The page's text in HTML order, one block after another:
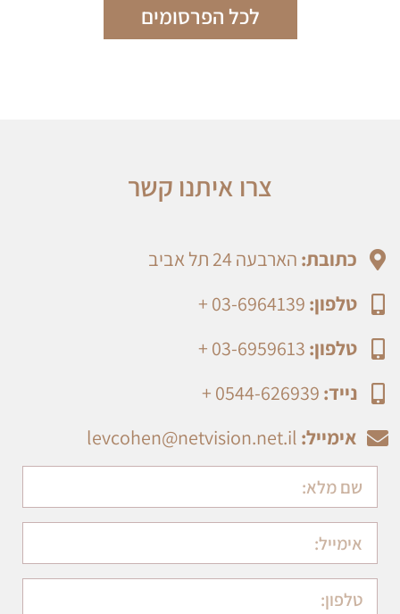
לכל הפרסומים
צרו איתנו קשר
כתובת: הארבעה 24 תל אביב
טלפון: 03-6964139 +
טלפון: 03-6959613 +
נייד: 0544-626939 +
אימייל: levcohen@netvision.net.il